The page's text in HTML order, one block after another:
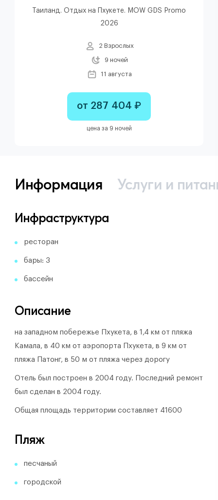
Таиланд. Отдых на Пхукете. MOW GDS Promo
2026
2 Взрослых
9 ночей
11 августа
от 287 404 ₽
цена за 9 ночей
Информация Услуги и
Инфраструктура
ресторан
бары: 3
бассейн
Описание
на западном побережье Пхукета, в 1,4 км от пляжа
Камала, в 40 км от аэропорта Пхукета, в 9 км от
пляжа Патонг, в 50 м от пляжа через дорогу
Отель был построен в 2004 году. Последний ремонт
был сделан в 2004 году.
Общая площадь территории составляет 41600
Пляж
песчаный
городской